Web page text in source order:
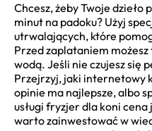
Chcesz, żeby Twoje dzieło
minut na padoku? Użyj
utrwalających, które
Przed zaplataniem
wodą. Jeśli nie czujesz się
Przejrzyj, jaki internetowy
opinie ma najlepsze, albo
usługi fryzjer dla koni
warto zainwestować w